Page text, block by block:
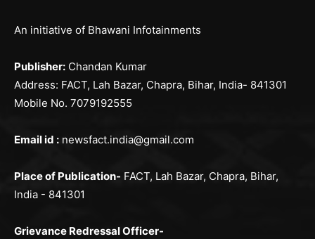
An initiative of Bhawani Infotainments
Publisher: Chandan Kumar
Address: FACT, Lah Bazar, Chapra, Bihar, India- 841301
Mobile No. 7079192555
Email id : newsfact.india@gmail.com
Place of Publication- FACT, Lah Bazar, Chapra, Bihar,
India - 841301
Grievance Redressal Officer-